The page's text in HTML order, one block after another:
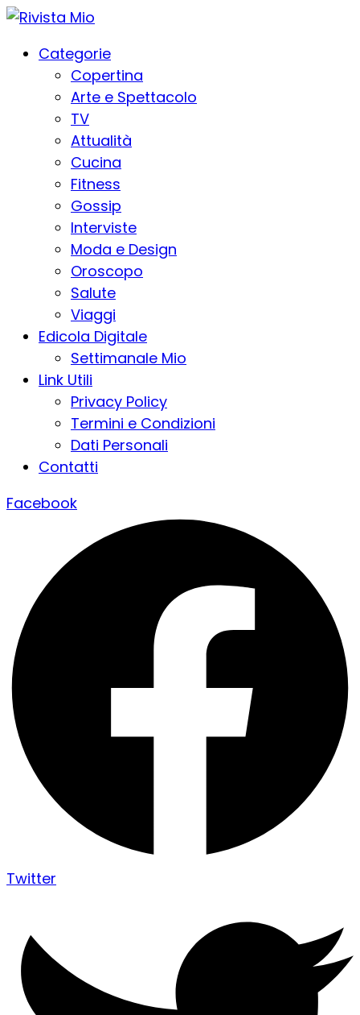
Categorie
Copertina
Arte e Spettacolo
TV
Attualità
Cucina
Fitness
Gossip
Interviste
Moda e Design
Oroscopo
Salute
Viaggi
Edicola Digitale
Settimanale Mio
Link Utili
Privacy Policy
Termini e Condizioni
Dati Personali
Contatti
Facebook
Twitter